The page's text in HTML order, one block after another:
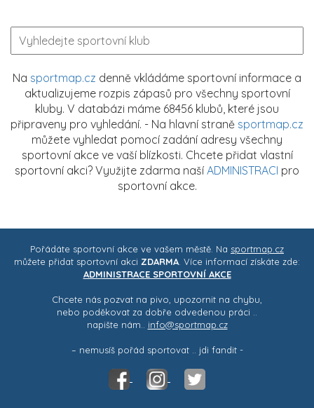
Na sportmap.cz denně vkládáme sportovní informace a
aktualizujeme rozpis zápasů pro všechny sportovní
kluby. V databázi máme 68456 klubů, které jsou
připraveny pro vyhledání. - Na hlavní straně sportmap.cz
můžete vyhledat pomocí zadání adresy všechny
sportovní akce ve vaší blízkosti. Chcete přidat vlastní
sportovní akci? Využijte zdarma naší ADMINISTRACI pro
sportovní akce.
Pořádáte sportovní akce ve vašem městě. Na sportmap.cz
můžete přidat sportovní akci ZDARMA . Více informací získáte zde:
ADMINISTRACE SPORTOVNÍ AKCE
Chcete nás pozvat na pivo, upozornit na chybu,
nebo poděkovat za dobře odvedenou práci ..
napište nám.. info@sportmap.cz
– nemusíš pořád sportovat .. jdi fandit -